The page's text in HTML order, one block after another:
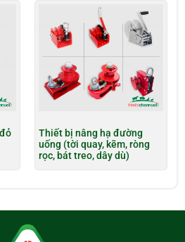
Thiết bị nâng hạ đường
uống (tời quay, kẽm, ròng
rọc, bát treo, dây dù)